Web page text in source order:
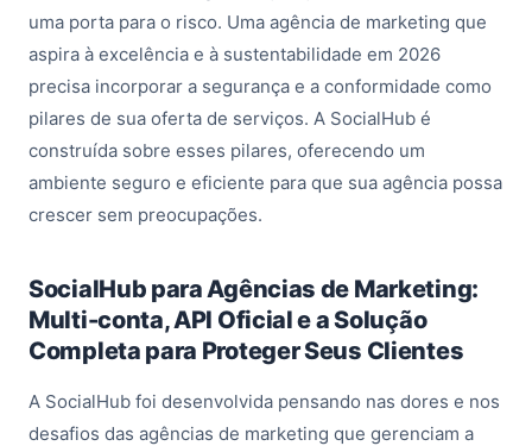
uma porta para o risco. Uma agência de marketing que
aspira à excelência e à sustentabilidade em 2026
precisa incorporar a segurança e a conformidade como
pilares de sua oferta de serviços. A SocialHub é
construída sobre esses pilares, oferecendo um
ambiente seguro e eficiente para que sua agência possa
crescer sem preocupações.
SocialHub para Agências de Marketing:
Multi-conta, API Oficial e a Solução
Completa para Proteger Seus Clientes
A SocialHub foi desenvolvida pensando nas dores e nos
desafios das agências de marketing que gerenciam a